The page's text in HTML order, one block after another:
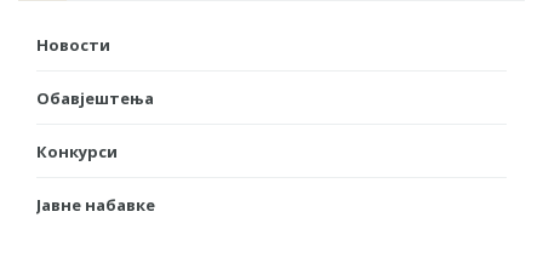
Новости
Обавјештења
Конкурси
Јавне набавке